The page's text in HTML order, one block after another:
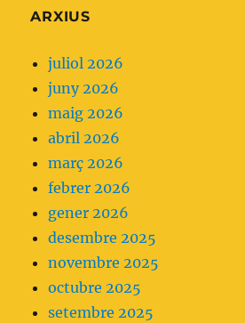
que
planteja
no
fer
servir
analgèsia
parenteral
com
primera
opció.
ARXIUS
juliol 2026
juny 2026
maig 2026
abril 2026
març 2026
febrer 2026
gener 2026
desembre 2025
novembre 2025
octubre 2025
setembre 2025